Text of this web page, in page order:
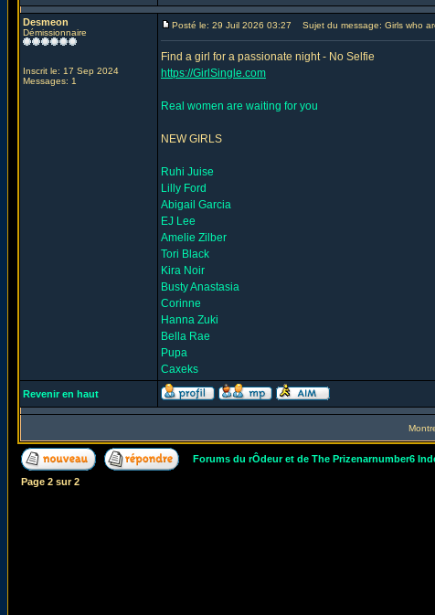
Desmeon
Démissionnaire
Inscrit le: 17 Sep 2024
Messages: 1
Posté le: 29 Juil 2026 03:27 Sujet du message: Girls who
Find a girl for a passionate night - No Selfie
https://GirlSingle.com
Real women are waiting for you
NEW GIRLS
Ruhi Juise
Lilly Ford
Abigail Garcia
EJ Lee
Amelie Zilber
Tori Black
Kira Noir
Busty Anastasia
Corinne
Hanna Zuki
Bella Rae
Pupa
Caxeks
Revenir en haut
Forums du rÔdeur et de The Prizenarnumber6
Page 2 sur2